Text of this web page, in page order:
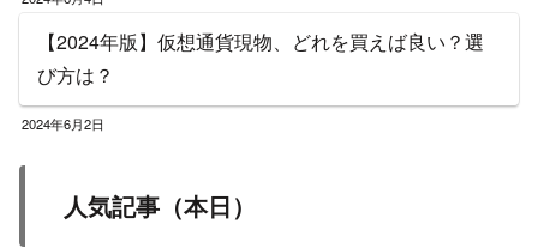
【2024年版】仮想通貨現物、どれを買えば良い？選
び方は？
2024年6月2日
人気記事（本日）